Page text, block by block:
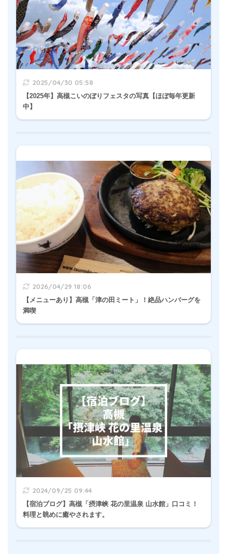
2025/04/30 05:58
【2025年】高槻こいのぼりフェスタの写真【ほぼ毎年更新
中】
2026/04/29 18:06
【メニューあり】高槻「津の田ミート」！絶品ハンバーグを
満喫
2024/09/25 09:44
【宿泊ブログ】高槻「摂津峡 花の里温泉 山水館」口コミ！
料理と眺めに癒やされます。